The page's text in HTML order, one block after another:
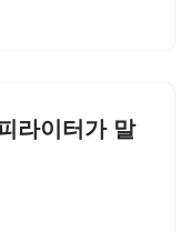
라이터가 말